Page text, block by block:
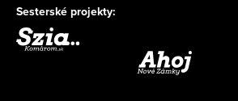
Sesterské projekty: